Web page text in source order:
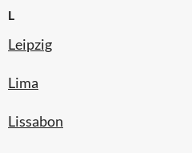
L
Leipzig
Lima
Lissabon